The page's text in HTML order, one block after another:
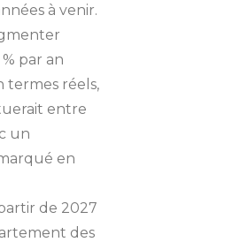
à venir.
par an
termes réels,
entre
un
en
de 2027
des